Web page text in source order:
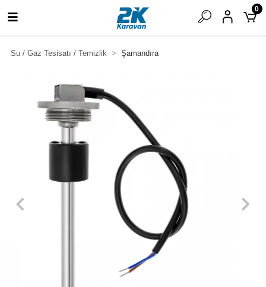
0
Su / Gaz Tesisatı / Temizlik Şamandıra